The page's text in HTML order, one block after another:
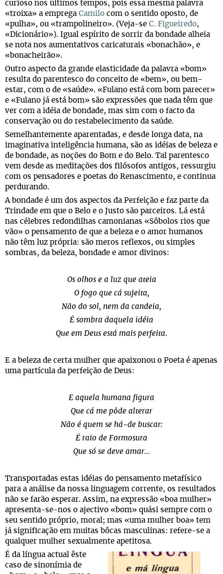
curioso nos últimos tempos, pois essa mesma palavra
«troixa» a emprega Camilo com o sentido oposto, de
«pulha», ou «trampolineiro». (Veja-se C. Figueiredo,
«Dicionário»). Igual espírito de sorrir da bondade alheia
se nota nos aumentativos caricaturais «bonachão», e
«bonacheirão».
Outro aspecto da grande elasticidade da palavra «bom»
resulta do parentesco do conceito de «bem», ou bem-
estar, com o de «saúde». «Fulano está com bom parecer»
e «Fulano já está bom» são expressões que nada têm que
ver com a idéia de bondade, mas sim com o facto da
conservação ou do restabelecimento da saúde.
Semelhantemente aparentadas, e desde longa data, na
imaginativa inteligência humana, são as idéias de beleza e
de bondade, as noções do Bom e do Belo. Tal parentesco
vem desde as meditações dos filósofos antigos, ressurgiu
com os pensadores e poetas do Renascimento, e continua
perdurando.
A bondade é um dos aspectos da Perfeição e faz parte da
Trindade em que o Belo e o Justo são parceiros. Lá está
nas célebres redondilhas camonianas «Sôbolos rios que
vão» o pensamento de que a beleza e o amor humanos
não têm luz própria: são meros reflexos, ou simples
sombras, da beleza, bondade e amor divinos:
Os olhos e a luz que ateia
O fogo que cá sujeita,
Não do sol, nem da candeia,
É sombra daquela idéia
Que em Deus está mais perfeita.
E a beleza de certa mulher que apaixonou o Poeta é apenas
uma partícula da perfeição de Deus:
E aquela humana figura
Que cá me pôde alterar
Não é quem se há-de buscar:
É raio de Formosura
Que só se deve amar...
Transportadas estas idéias do pensamento metafísico
para a análise da nossa linguagem corrente, os resultados
não se farão esperar. Assim, na expressão «boa mulher»
apresenta-se-nos o ajectivo «bom» quási sempre com o
seu sentido próprio, moral; mas «uma mulher boa» tem
já significação em muitas bôcas masculinas: refere-se a
qualquer mulher sexualmente apetitosa.
É da língua actual êste
caso de sinonímia de